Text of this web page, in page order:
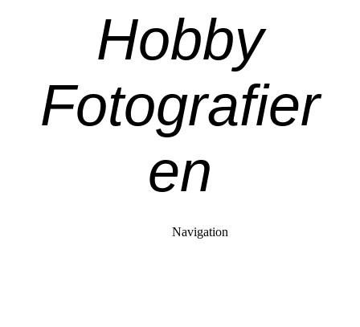
Hobby
Fotografier
en
Navigation